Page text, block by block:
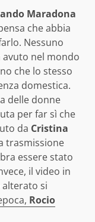
Maradona
che abbia
Nessuno
avuto nel mondo
che lo stesso
domestica.
delle donne
per far sì che
da Cristina
trasmissione
essere stato
il video in
si
Rocio